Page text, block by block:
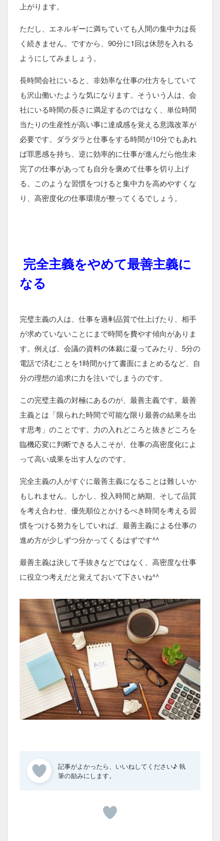
上がります。
ただし、エネルギーに満ちていても人間の集中力は長
く続きません。ですから、90分に1回は休憩を入れる
ようにしてみましょう。
長時間会社にいると、非効率な仕事の仕方をしていて
も沢山働いたような気になります。そういう人は、会
社にいる時間の長さに満足するのではなく、単位時間
当たりの生産性が高い事に達成感を覚える意識改革が
必要です。ダラダラと仕事をする時間が10分でもあれ
ば罪悪感を持ち、逆に効率的に仕事が進んだら他生未
完了の仕事があっても自分を褒めて仕事を切り上げ
る。このような習慣をつけると集中力を高めやすくな
り、高密度化の仕事環境が整ってくるでしょう。
完全主義をやめて最善主義に
なる
完璧主義の人は、仕事を過剰品質で仕上げたり、相手
が求めていないことにまで時間を費やす傾向がありま
す。例えば、会議の資料の体裁に凝ってみたり、5分の
電話で済むことを1時間かけて書面にまとめるなど、自
分の理想の追求に力を注いでしまうのです。
この完璧主義の対極にあるのが、最善主義です。最善
主義とは「限られた時間で可能な限り最善の結果を出
す思考」のことです。力の入れどころと抜きどころを
臨機応変に判断できる人こそが、仕事の高密度化によ
って高い成果を出す人なのです。
完全主義の人がすぐに最善主義になることは難しいか
もしれません。しかし、投入時間と納期、そして品質
を考え合わせ、優先順位とかけるべき時間を考える習
慣をつける努力をしていれば、最善主義による仕事の
進め方が少しずつ分かってくるはずです^^
最善主義は決して手抜きなどではなく、高密度な仕事
に役立つ考えだと覚えておいて下さいね^^